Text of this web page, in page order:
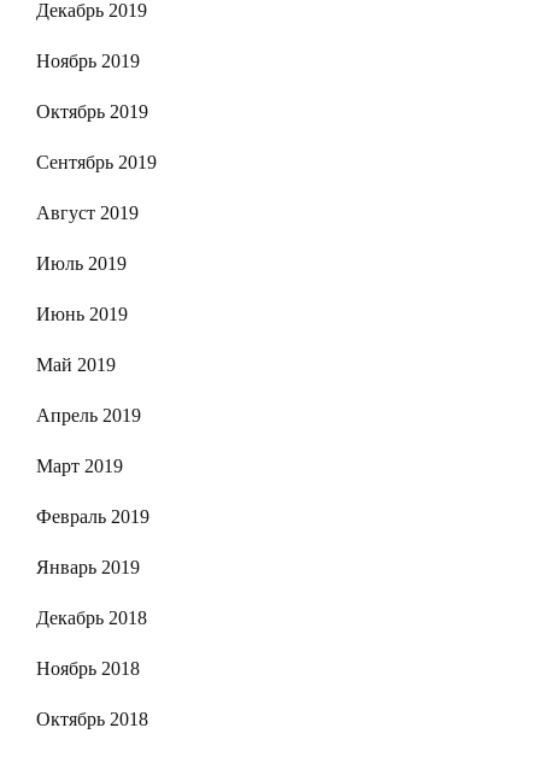
Декабрь 2019
Ноябрь 2019
Октябрь 2019
Сентябрь 2019
Август 2019
Июль 2019
Июнь 2019
Май 2019
Апрель 2019
Март 2019
Февраль 2019
Январь 2019
Декабрь 2018
Ноябрь 2018
Октябрь 2018